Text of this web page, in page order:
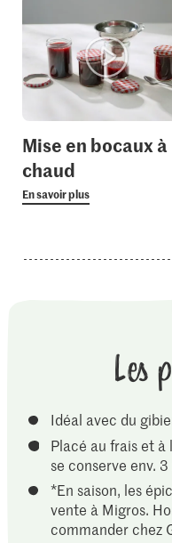
Mise en bocaux à
chaud
En savoir plus
Les
Idéal avec du
Placé au frais et
se conserve env. 3
*En saison, les
vente à Migros.
commander chez